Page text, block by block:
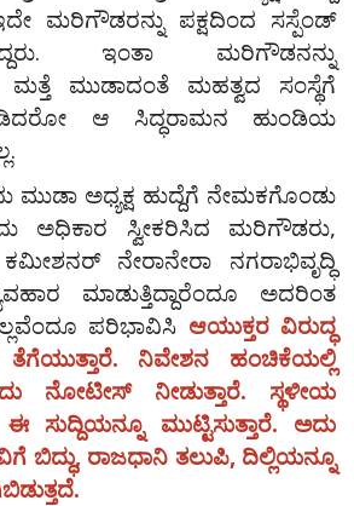
ಮರಿಗೌಡರನ್ನು ಪಕ್ಷದಿಂದ ಸಸ್ಪೆಂಡ್
ಇಂತಾ ಮರಿಗೌಡನನ್ನು
ಮತ್ತೆ ಮುಡಾದಂತೆ ಮಹತ್ವದ ಸಂಸ್ಥೆಗೆ
ಆ ಸಿದ್ಧರಾಮನ ಹುಂಡಿಯ
ಅಧ್ಯಕ್ಷ ಹುದ್ದೆಗೆ ನೇಮಕಗೊಂಡು
ಅಧಿಕಾರ ಸ್ವೀಕರಿಸಿದ ಮರಿಗೌಡರು,
ನೇರಾನೇರಾ ನಗರಾಭಿವೃದ್ಧಿ
ಮಾಡುತ್ತಿದ್ದಾರೆಂದೂ ಅದರಿಂತ
ಪರಿಭಾವಿಸಿ ಆಯುಕ್ತರ ವಿರುದ್ಧ
ನಿವೇಶನ ಹಂಚಿಕೆಯಲ್ಲಿ
ನೋಟೀಸ್ ನೀಡುತ್ತಾರೆ. ಸ್ಥಳೀಯ
ಸುದ್ದಿಯನ್ನೂ ಮುಟ್ಟಿಸುತ್ತಾರೆ. ಅದು
ಬಿದ್ಧು, ರಾಜಧಾನಿ ತಲುಪಿ, ದಿಲ್ಲಿಯನ್ನೂ